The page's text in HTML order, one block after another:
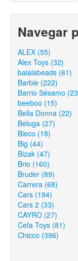
Navegar
ALEX (55)
Alex Toys (32)
balalabeads (61)
Barbie (222)
Barrio Sésamo
beeboo (15)
Bella Donna (22)
Beluga (27)
Bieco (18)
Big (44)
Bizak (47)
Brio (160)
Bruder (89)
Carrera (68)
Cars (194)
Cars 2 (33)
CAYRO (27)
Cefa Toys (81)
Chicco (396)